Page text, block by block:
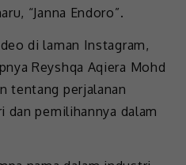
“Janna Endoro”.
di laman Instagram,
Reyshqa Aqiera Mohd
tentang perjalanan
dan pemilihannya dalam